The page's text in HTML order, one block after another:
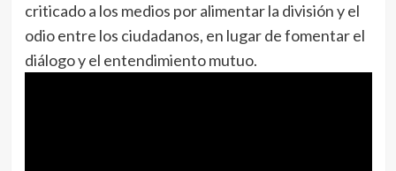
criticado a los medios por alimentar la división y el
odio entre los ciudadanos, en lugar de fomentar el
diálogo y el entendimiento mutuo.